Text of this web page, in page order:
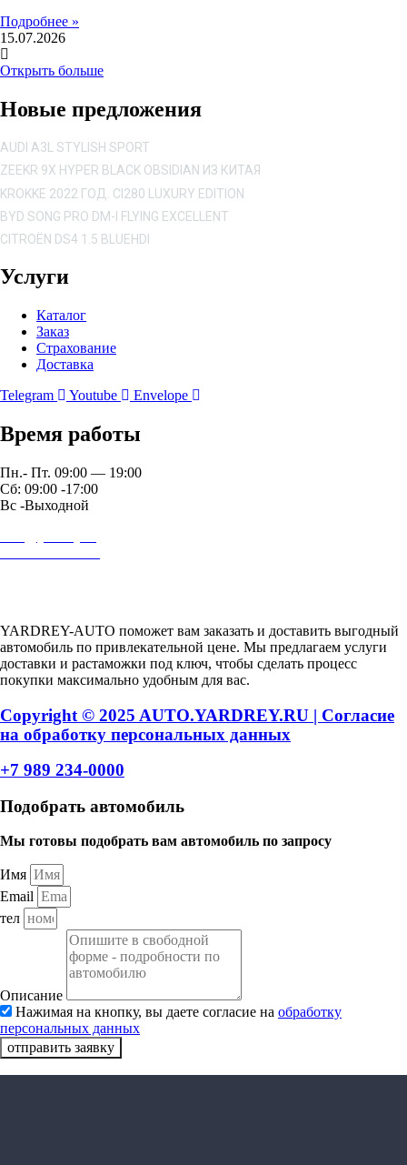
Подробнее »
15.07.2026
Открыть больше
Новые предложения
AUDI A3L STYLISH SPORT
ZEEKR 9X HYPER BLACK OBSIDIAN ИЗ КИТАЯ
KROKKE 2022 ГОД. CI280 LUXURY EDITION
BYD SONG PRO DM-I FLYING EXCELLENT
CITROËN DS4 1.5 BLUEHDI
Услуги
Каталог
Заказ
Страхование
Доставка
Telegram
Youtube Envelope
Время работы
Пн.- Пт. 09:00 — 19:00
Сб: 09:00 -17:00
Вс -Выходной
YARDREY-AUTO поможет вам заказать и доставить выгодный
автомобиль по привлекательной цене. Мы предлагаем услуги
доставки и растаможки под ключ, чтобы сделать процесс
покупки максимально удобным для вас.
Copyright © 2025 AUTO.YARDREY.RU | Cогласие
на обработку персональных данных
+7 989 234-0000
Подобрать автомобиль
Мы готовы подобрать вам автомобиль по запросу
Имя
Email
тел
Описание
Нажимая на кнопку, вы даете согласие на обработку
персональных данных
отправить заявку